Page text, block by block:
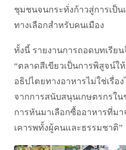
ชุมชนจนกระทั่งก้าวสู่การเป็น
ทางเลือกสำหรับคนเมือง
ทั้งนี้ รายงานการถอดบทเรียน
“ตลาดสีเขียวเป็นการพิสูจน์ใ
อธิปไตยทางอาหารไม่ใช่เรื่อ
จากการสนับสนุนเกษตรกรใน
การหันมาเลือกซื้ออาหารที่ม
เคารพทั้งผู้คนและธรรมชาติ”